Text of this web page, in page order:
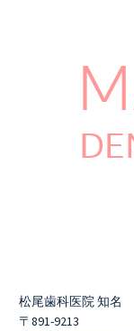
松尾歯科医院 知名
〒891-9213